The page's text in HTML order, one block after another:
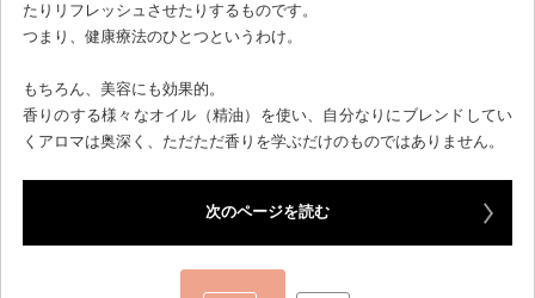
たりリフレッシュさせたりするものです。
つまり、健康療法のひとつというわけ。
もちろん、美容にも効果的。
香りのする様々なオイル（精油）を使い、自分なりにブレンドしてい
くアロマは奥深く、ただただ香りを学ぶだけのものではありません。
次のページを読む